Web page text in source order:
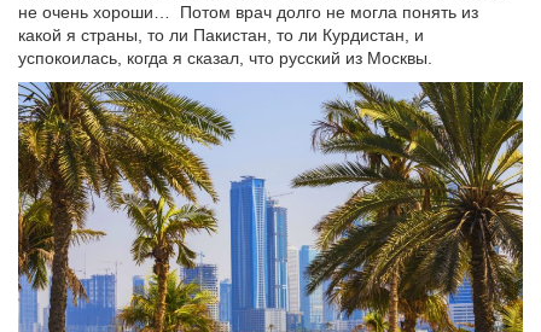
не очень хороши… Потом врач долго не могла понять из
какой я страны, то ли Пакистан, то ли Курдистан, и
успокоилась, когда я сказал, что русский из Москвы.